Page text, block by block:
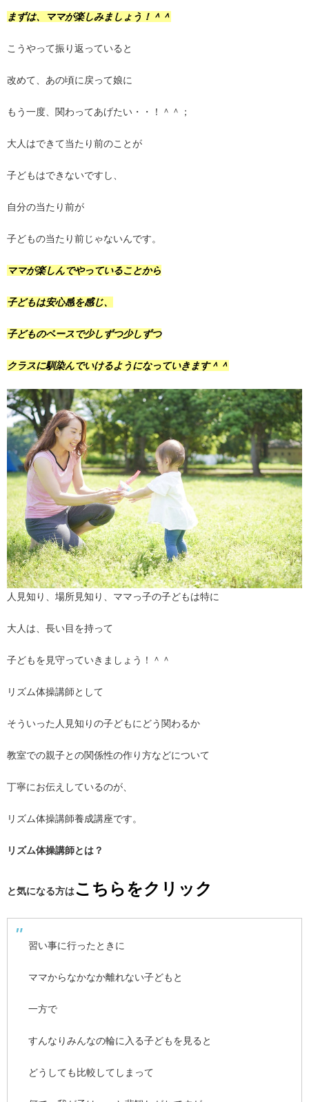
まずは、ママが楽しみましょう！＾＾
こうやって振り返っていると
改めて、あの頃に戻って娘に
もう一度、関わってあげたい・・！＾＾；
大人はできて当たり前のことが
子どもはできないですし、
自分の当たり前が
子どもの当たり前じゃないんです。
ママが楽しんでやっていることから
子どもは安心感を感じ、
子どものペースで少しずつ少しずつ
クラスに馴染んでいけるようになっていきます＾＾
人見知り、場所見知り、ママっ子の子どもは特に
大人は、長い目を持って
子どもを見守っていきましょう！＾＾
リズム体操講師として
そういった人見知りの子どもにどう関わるか
教室での親子との関係性の作り方などについて
丁寧にお伝えしているのが、
リズム体操講師養成講座です。
リズム体操講師とは？
と気になる方はこちらをクリック
習い事に行ったときに
ママからなかなか離れない子どもと
一方で
すんなりみんなの輪に入る子どもを見ると
どうしても比較してしまって